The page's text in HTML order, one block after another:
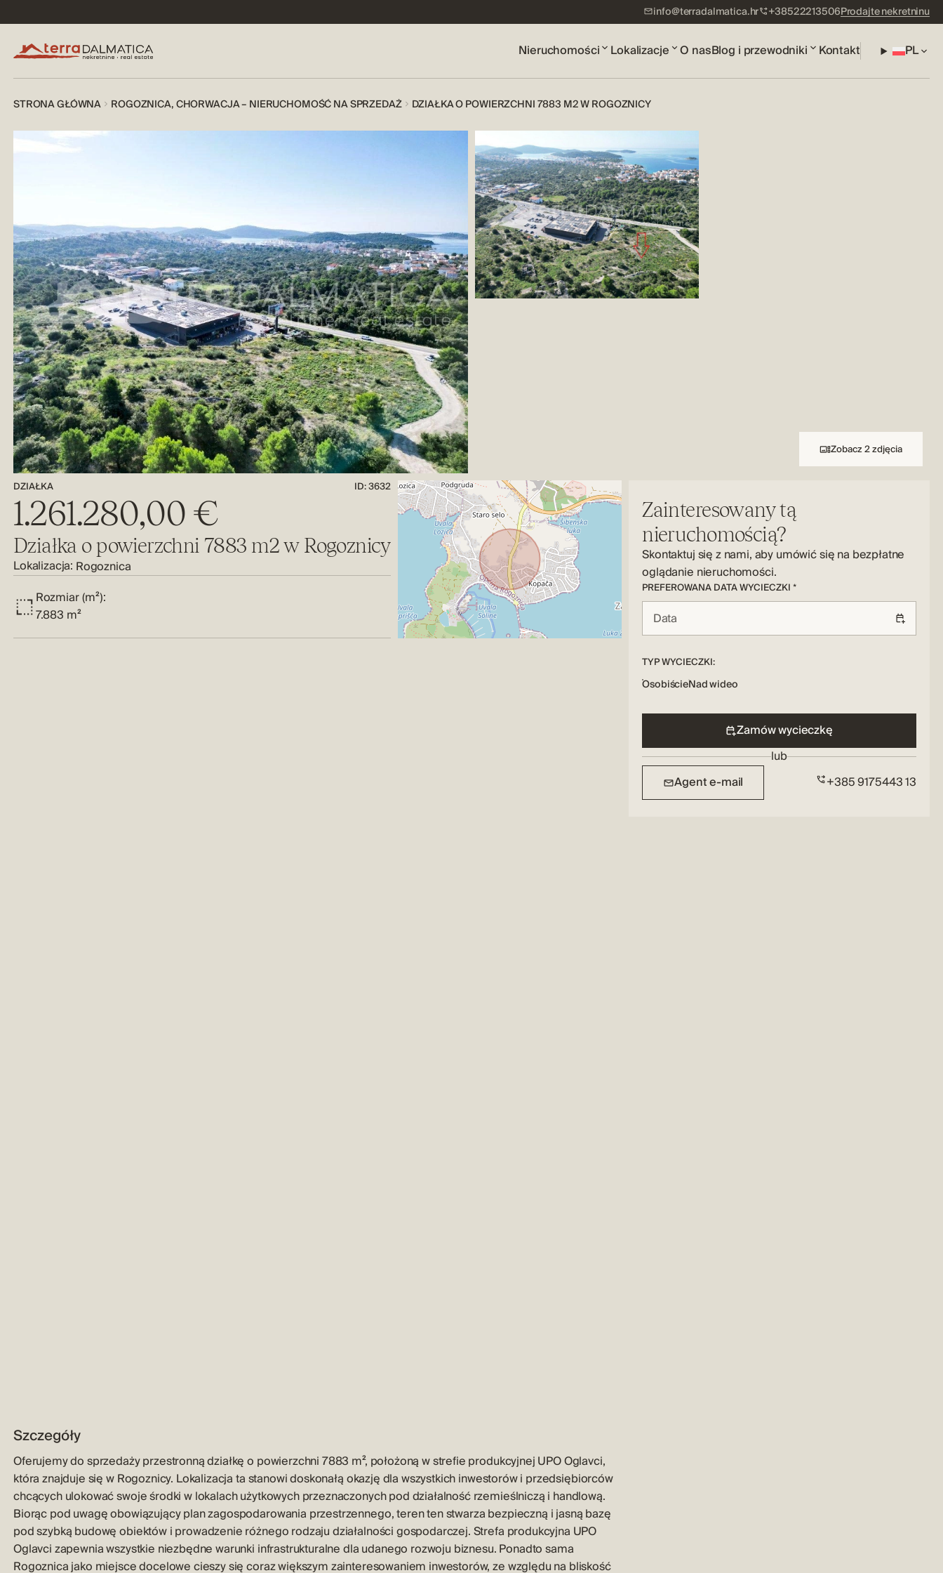
info@terradalmatica.hr +38522213506Prodajte nekretninu
Nieruchomości Lokalizacje O nasBlog i przewodniki Kontakt PL
STRONA GŁÓWNA ROGOZNICA, CHORWACJA – NIERUCHOMOŚĆ NA SPRZEDAŻ DZIAŁKA O POWIERZCHNI 7883 M2 W ROGOZNICY
Zobacz 2 zdjęcia
DZIAŁKA ID: 3632
1.261.280,00 €
Działka o powierzchni 7883 m2 w Rogoznicy
Lokalizacja: Rogoznica
Rozmiar (m²):
7.883 m²
Szczegóły
Oferujemy do sprzedaży przestronną działkę o powierzchni 7883 m², położoną w strefie produkcyjnej UPO Oglavci,
która znajduje się w Rogoznicy. Lokalizacja ta stanowi doskonałą okazję dla wszystkich inwestorów i przedsiębiorców
chcących ulokować swoje środki w lokalach użytkowych przeznaczonych pod działalność rzemieślniczą i handlową.
Biorąc pod uwagę obowiązujący plan zagospodarowania przestrzennego, teren ten stwarza bezpieczną i jasną bazę
pod szybką budowę obiektów i prowadzenie różnego rodzaju działalności gospodarczej. Strefa produkcyjna UPO
Oglavci zapewnia wszystkie niezbędne warunki infrastrukturalne dla udanego rozwoju biznesu. Ponadto sama
Rogoznica jako miejsce docelowe cieszy się coraz większym zainteresowaniem inwestorów, ze względu na bliskość
Zainteresowany tą
nieruchomością?
Skontaktuj się z nami, aby umówić się na bezpłatne
oglądanie nieruchomości.
PREFEROWANA DATA WYCIECZKI *
TYP WYCIECZKI:
OsobiścieNad wideo
Zamów wycieczkę
lub
Agent e-mail
+385 9175443 13